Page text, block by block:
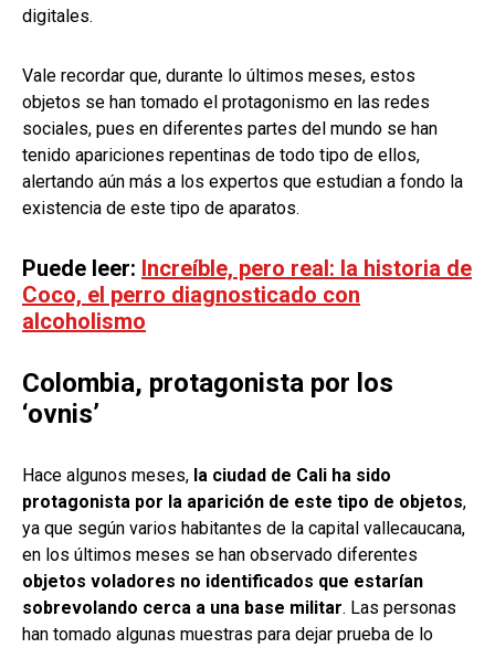
digitales.
Vale recordar que, durante lo últimos meses, estos
objetos se han tomado el protagonismo en las redes
sociales, pues en diferentes partes del mundo se han
tenido apariciones repentinas de todo tipo de ellos,
alertando aún más a los expertos que estudian a fondo la
existencia de este tipo de aparatos.
Puede leer: Increíble, pero real: la historia de
Coco, el perro diagnosticado con
alcoholismo
Colombia, protagonista por los
‘ovnis’
Hace algunos meses, la ciudad de Cali ha sido
protagonista por la aparición de este tipo de objetos,
ya que según varios habitantes de la capital vallecaucana,
en los últimos meses se han observado diferentes
objetos voladores no identificados que estarían
sobrevolando cerca a una base militar. Las personas
han tomado algunas muestras para dejar prueba de lo